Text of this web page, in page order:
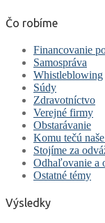
Čo robíme
Financovanie
Samospráva
Whistleblowing
Súdy
Zdravotníctvo
Verejné firmy
Obstarávanie
Komu tečú
Stojíme za
Odhaľovanie a
Ostatné témy
Výsledky